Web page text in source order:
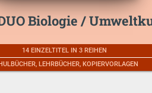
Biologie /
14 EINZELTITEL IN 3 REIHEN
LEHRBÜCHER, KOPIERVORLAGEN